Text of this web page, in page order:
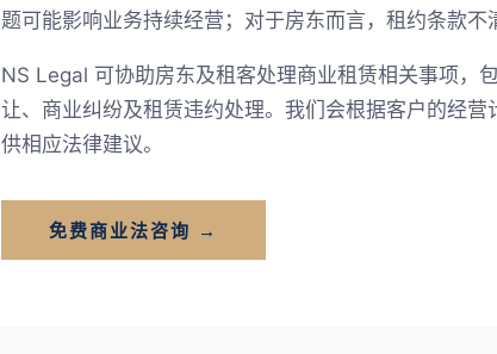
题可能影响业务持续经营；对于房东而言，租约条款不
NS Legal 可协助房东及租客处理商业租赁相关事项，
让、商业纠纷及租赁违约处理。我们会根据客户的经
供相应法律建议。
免费商业法咨询 →